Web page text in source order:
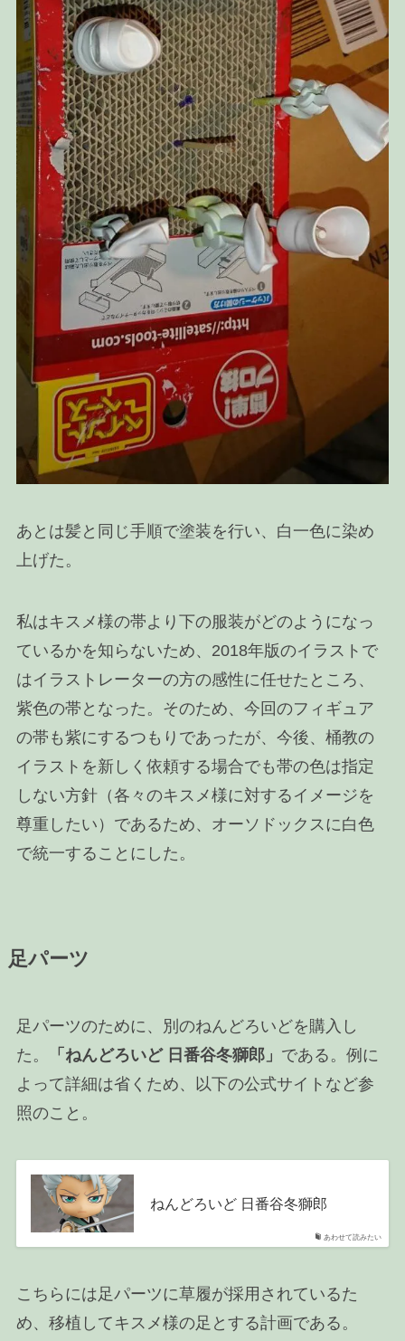
あとは髪と同じ手順で塗装を行い、白一色に染め
上げた。
私はキスメ様の帯より下の服装がどのようになっ
ているかを知らないため、2018年版のイラストで
はイラストレーターの方の感性に任せたところ、
紫色の帯となった。そのため、今回のフィギュア
の帯も紫にするつもりであったが、今後、桶教の
イラストを新しく依頼する場合でも帯の色は指定
しない方針（各々のキスメ様に対するイメージを
尊重したい）であるため、オーソドックスに白色
で統一することにした。
足パーツ
足パーツのために、別のねんどろいどを購入し
た。
「ねんどろいど 日番谷冬獅郎」 である。例に
よって詳細は省くため、以下の公式サイトなど参
照のこと。
あわせて読みたい
ねんどろいど 日番谷冬獅郎
こちらには足パーツに草履が採用されているた
め、移植してキスメ様の足とする計画である。